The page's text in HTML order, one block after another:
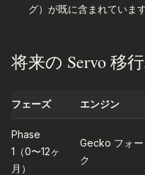
グ）が既に含まれています
将来の Servo 移
フェーズ エンジン
Phase
1（0〜12ヶ
月）
Gecko フォー
ク